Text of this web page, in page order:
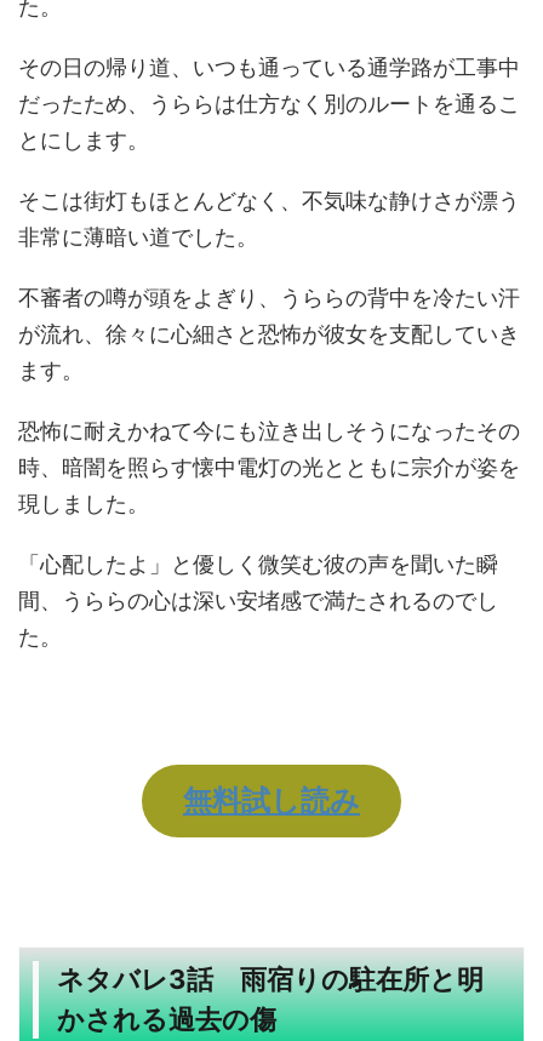
た。
その日の帰り道、いつも通っている通学路が工事中
だったため、うららは仕方なく別のルートを通るこ
とにします。
そこは街灯もほとんどなく、不気味な静けさが漂う
非常に薄暗い道でした。
不審者の噂が頭をよぎり、うららの背中を冷たい汗
が流れ、徐々に心細さと恐怖が彼女を支配していき
ます。
恐怖に耐えかねて今にも泣き出しそうになったその
時、暗闇を照らす懐中電灯の光とともに宗介が姿を
現しました。
「心配したよ」と優しく微笑む彼の声を聞いた瞬
間、うららの心は深い安堵感で満たされるのでし
た。
無料試し読み
ネタバレ3話 雨宿りの駐在所と明
かされる過去の傷